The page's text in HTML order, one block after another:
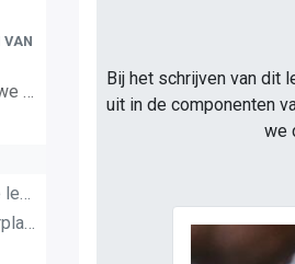
VAN
Bij het schrijven van dit
uit in de componenten
we